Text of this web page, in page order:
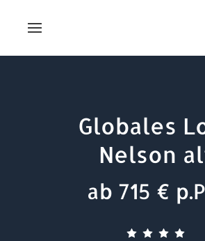
Globales
Nelson
ab 715 €